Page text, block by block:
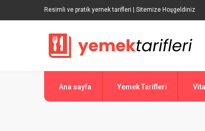
Resimli ve pratik yemek tarifleri | Sitemize Hoşgeldiniz
Ana sayfa Yemek Tarifleri